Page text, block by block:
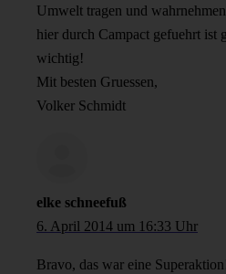
Umwelt tragen und
hier durch Campact gefuehrt ist
wichtig!
Mit besten Gruessen,
Volker Schmidt
elke schneefuß
6. April 2014 um 16:33 Uhr
Bravo, das war eine